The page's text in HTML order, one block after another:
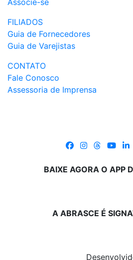
Associe-se
FILIADOS
Guia de Fornecedores
Guia de Varejistas
CONTATO
Fale Conosco
Assessoria de Imprensa
BAIXE AGORA O APP
A ABRASCE É